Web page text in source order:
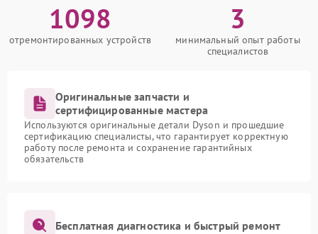
1098
отремонтированных устройств
3
минимальный опыт работы
специалистов
Оригинальные запчасти и
сертифицированные мастера
Используются оригинальные детали Dyson и прошедшие
сертификацию специалисты, что гарантирует корректную
работу после ремонта и сохранение гарантийных
обязательств
Бесплатная диагностика и быстрый ремонт